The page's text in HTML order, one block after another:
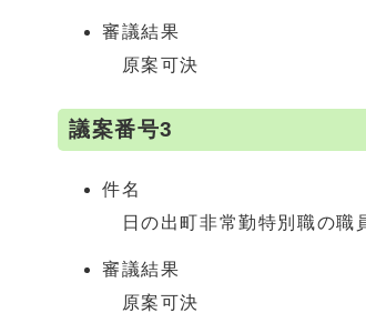
審議結果
原案可決
議案番号3
件名
日の出町非常勤特別職の職
審議結果
原案可決